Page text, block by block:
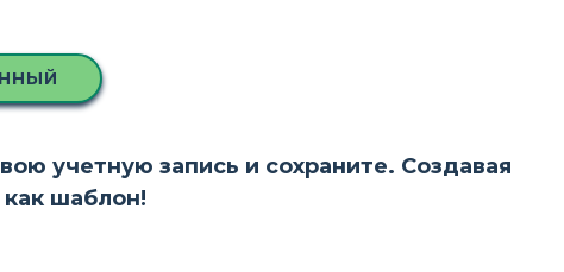
учетную запись и сохраните. Создавая
шаблон!